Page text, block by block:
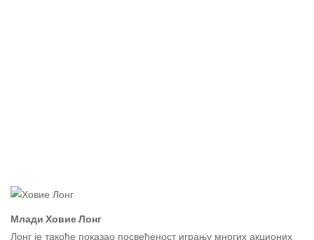
Млади Ховие Лонг
Лонг је такође показао посвећеност игрању многих акционих